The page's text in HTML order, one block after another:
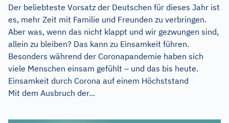
Der beliebteste Vorsatz der Deutschen für dieses Jahr ist
es, mehr Zeit mit Familie und Freunden zu verbringen.
Aber was, wenn das nicht klappt und wir gezwungen sind,
allein zu bleiben? Das kann zu Einsamkeit führen.
Besonders während der Coronapandemie haben sich
viele Menschen einsam gefühlt – und das bis heute.
Einsamkeit durch Corona auf einem Höchststand
Mit dem Ausbruch der...